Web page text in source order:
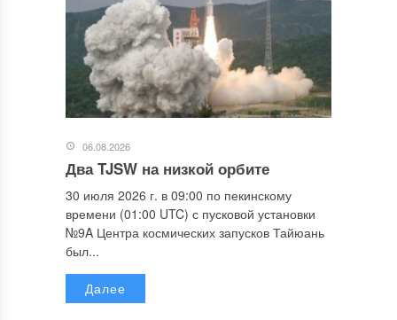
06.08.2026
Два TJSW на низкой орбите
30 июля 2026 г. в 09:00 по пекинскому
времени (01:00 UTC) с пусковой установки
№9A Центра космических запусков Тайюань
был...
Далее